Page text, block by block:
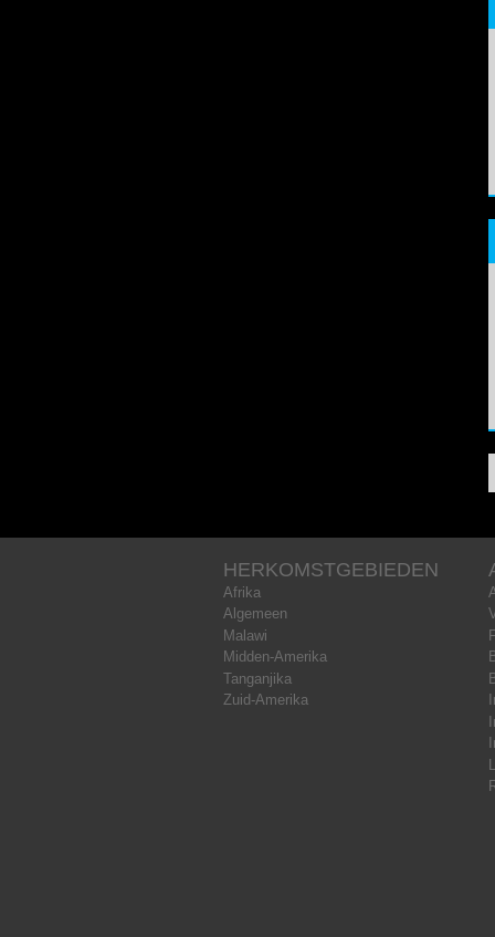
HERKOMSTGEBIEDEN
Afrika
Algemeen
Malawi
Midden-Amerika
Tanganjika
Zuid-Amerika